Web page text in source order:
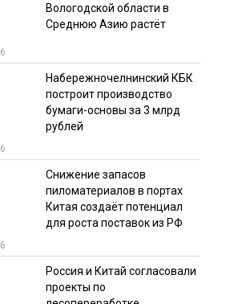
Вологодской области в
Среднюю Азию растёт
Набережночелнинский КБК
построит производство
бумаги-основы за 3 млрд
рублей
Снижение запасов
пиломатериалов в портах
Китая создаёт потенциал
для роста поставок из РФ
Россия и Китай согласовали
проекты по